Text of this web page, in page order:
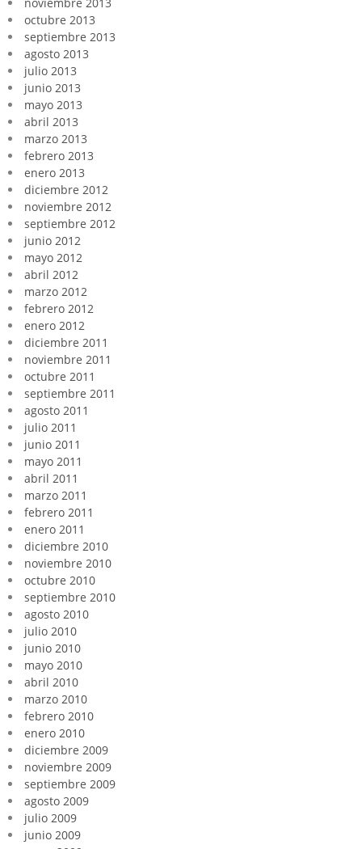
octubre 2013
septiembre 2013
agosto 2013
julio 2013
junio 2013
mayo 2013
abril 2013
marzo 2013
febrero 2013
enero 2013
diciembre 2012
noviembre 2012
septiembre 2012
junio 2012
mayo 2012
abril 2012
marzo 2012
febrero 2012
enero 2012
diciembre 2011
noviembre 2011
octubre 2011
septiembre 2011
agosto 2011
julio 2011
junio 2011
mayo 2011
abril 2011
marzo 2011
febrero 2011
enero 2011
diciembre 2010
noviembre 2010
octubre 2010
septiembre 2010
agosto 2010
julio 2010
junio 2010
mayo 2010
abril 2010
marzo 2010
febrero 2010
enero 2010
diciembre 2009
noviembre 2009
septiembre 2009
agosto 2009
julio 2009
junio 2009